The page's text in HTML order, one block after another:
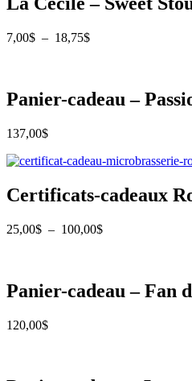
9,25$
7,00$ – 18,75$Plage
à
18,75$
Panier-cadeau –
137,00$
Certificats-cadeaux
25,00$ – 100,00$Plage
à
100,00$
Panier-cadeau – Fan
120,00$